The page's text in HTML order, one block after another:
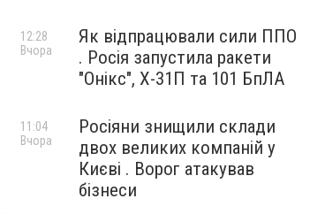
Як відпрацювали сили ППО
. Росія запустила ракети
"Онікс", Х-31П та 101 БпЛА
12:28
Вчора
Росіяни знищили склади
двох великих компаній у
Києві . Ворог атакував
бізнеси
11:04
Вчора